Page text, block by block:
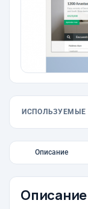
ИСПОЛЬЗУЕМЫЕ
Описание
Описание